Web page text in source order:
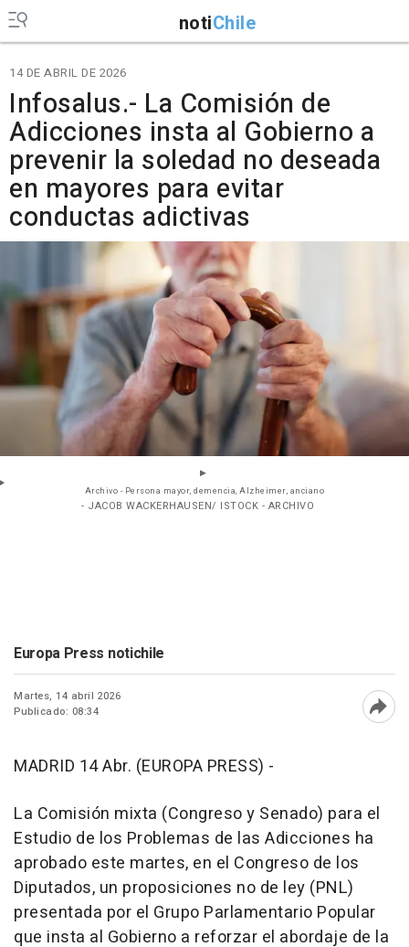
notiChile
14 DE ABRIL DE 2026
Infosalus.- La Comisión de
Adicciones insta al Gobierno a
prevenir la soledad no deseada
en mayores para evitar
conductas adictivas
Archivo - Persona mayor, demencia, Alzheimer, anciano
- JACOB WACKERHAUSEN/ ISTOCK - ARCHIVO
Europa Press notichile
Martes, 14 abril 2026
Publicado: 08:34
MADRID 14 Abr. (EUROPA PRESS) -
La Comisión mixta (Congreso y Senado) para el
Estudio de los Problemas de las Adicciones ha
aprobado este martes, en el Congreso de los
Diputados, un proposiciones no de ley (PNL)
presentada por el Grupo Parlamentario Popular
que insta al Gobierno a reforzar el abordaje de la